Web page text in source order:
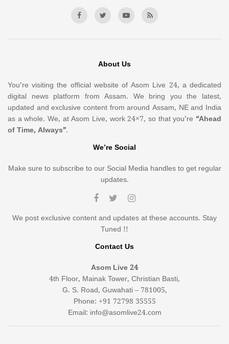
About Us
You’re visiting the official website of Asom Live 24, a dedicated
digital news platform from Assam. We bring you the latest,
updated and exclusive content from around Assam, NE and India
as a whole. We, at Asom Live, work 24×7, so that you’re “Ahead
of Time, Always”.
We’re Social
Make sure to subscribe to our Social Media handles to get regular
updates.
We post exclusive content and updates at these accounts. Stay
Tuned !!
Contact Us
Asom Live 24
4th Floor, Mainak Tower, Christian Basti,
G. S. Road, Guwahati – 781005,
Phone: +91 72798 35555
Email: info@asomlive24.com